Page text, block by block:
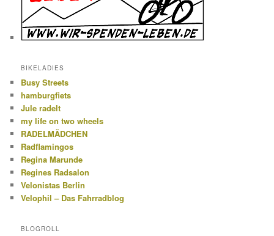
BIKELADIES
Busy Streets
hamburgfiets
Jule radelt
my life on two wheels
RADELMÄDCHEN
Radflamingos
Regina Marunde
Regines Radsalon
Velonistas Berlin
Velophil – Das Fahrradblog
BLOGROLL